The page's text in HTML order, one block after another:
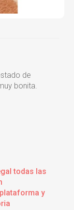
de
bonita.
todas las
y